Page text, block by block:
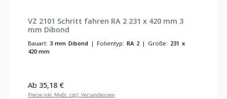
VZ 2101 Schritt fahren RA 2 231 x 420 mm 3
mm Dibond
Bauart: 3 mm Dibond | Folientyp: RA 2 | Größe: 231 x
420 mm
Regulärer Preis:
Ab 35,18 €
Preise inkl. MwSt. zzgl. Versandkosten